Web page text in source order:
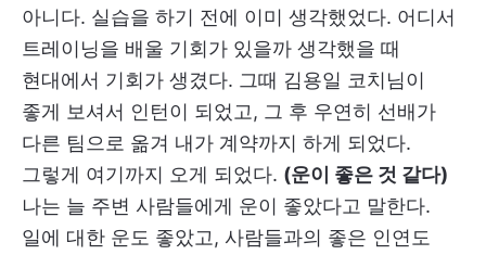
아니다. 실습을 하기 전에 이미 생각했었다. 어디서
트레이닝을 배울 기회가 있을까 생각했을 때
현대에서 기회가 생겼다. 그때 김용일 코치님이
좋게 보셔서 인턴이 되었고, 그 후 우연히 선배가
다른 팀으로 옮겨 내가 계약까지 하게 되었다.
그렇게 여기까지 오게 되었다. (운이 좋은 것 같다)
나는 늘 주변 사람들에게 운이 좋았다고 말한다.
일에 대한 운도 좋았고, 사람들과의 좋은 인연도